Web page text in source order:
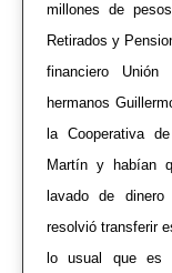
millones de
Retirados y
financiero
hermanos
la Cooperativa
Martín y habían
lavado de
resolvió transferir
lo usual que es